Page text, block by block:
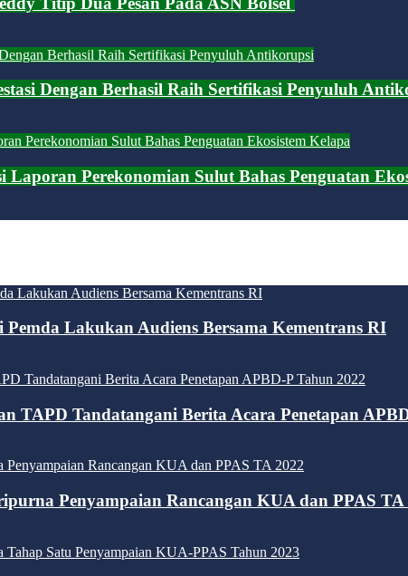
Dengan Berhasil Raih Sertifikasi Penyuluh
Laporan Perekonomian Sulut Bahas Penguatan
Lakukan Audiens Bersama Kementrans RI
TAPD Tandatangani Berita Acara Penetapan
Penyampaian Rancangan KUA dan PPAS TA